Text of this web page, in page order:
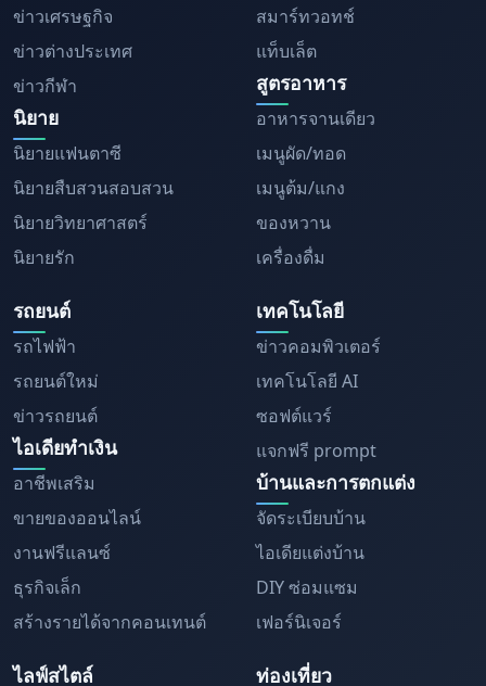
ข่าวเศรษฐกิจ
ข่าวต่างประเทศ
ข่าวกีฬา
นิยาย
นิยายแฟนตาซี
นิยายสืบสวนสอบสวน
นิยายวิทยาศาสตร์
นิยายรัก
สมาร์ทวอทช์
แท็บเล็ต
สูตรอาหาร
อาหารจานเดียว
เมนูผัด/ทอด
เมนูต้ม/แกง
ของหวาน
เครื่องดื่ม
รถยนต์
รถไฟฟ้า
รถยนต์ใหม่
ข่าวรถยนต์
ไอเดียทำเงิน
อาชีพเสริม
ขายของออนไลน์
งานฟรีแลนซ์
ธุรกิจเล็ก
สร้างรายได้จากคอนเทนต์
เทคโนโลยี
ข่าวคอมพิวเตอร์
เทคโนโลยี AI
ซอฟต์แวร์
แจกฟรี prompt
บ้านและการตกแต่ง
จัดระเบียบบ้าน
ไอเดียแต่งบ้าน
DIY ซ่อมแซม
เฟอร์นิเจอร์
ไลฟ์สไตล์ ท่องเที่ยว